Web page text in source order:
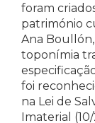
foram
património
Ana
toponímia
foi
na Lei de
Imaterial